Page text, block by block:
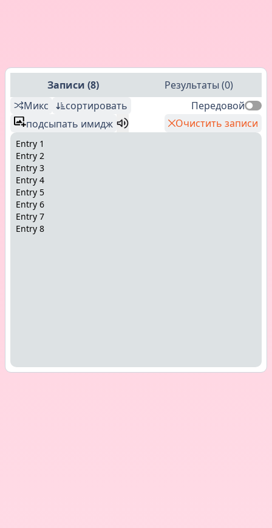
Записи (8) Результаты (0)
Микс
сортировать
Передовой
подсыпать имидж
Очистить записи
Entry 1
Entry 2
Entry 3
Entry 4
Entry 5
Entry 6
Entry 7
Entry 8